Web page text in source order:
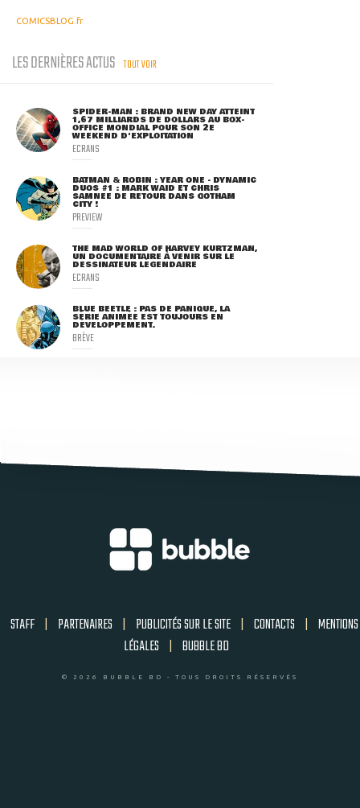
COMICSBLOG.fr
LES DERNIÈRES ACTUS TOUT VOIR
SPIDER-MAN : BRAND NEW DAY ATTEINT
1,67 MILLIARDS DE DOLLARS AU BOX-
OFFICE MONDIAL POUR SON 2E
WEEKEND D'EXPLOITATION
ECRANS
BATMAN & ROBIN : YEAR ONE - DYNAMIC
DUOS #1 : MARK WAID ET CHRIS
SAMNEE DE RETOUR DANS GOTHAM
CITY !
PREVIEW
THE MAD WORLD OF HARVEY KURTZMAN,
UN DOCUMENTAIRE À VENIR SUR LE
DESSINATEUR LÉGENDAIRE
ECRANS
BLUE BEETLE : PAS DE PANIQUE, LA
SÉRIE ANIMÉE EST TOUJOURS EN
DÉVELOPPEMENT.
BRÈVE
STAFF | PARTENAIRES | PUBLICITÉS SUR LE SITE | CONTACTS | MENTIONS
LÉGALES | BUBBLE BD
© 2026 BUBBLE BD - TOUS DROITS RÉSERVÉS